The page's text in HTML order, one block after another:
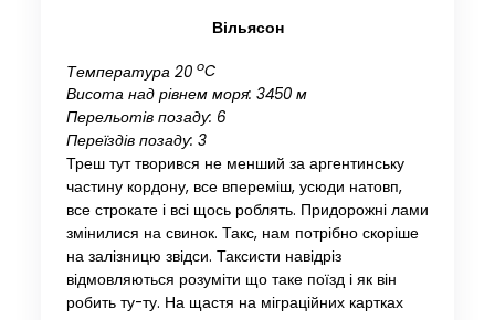
Вільясон
Температура 20 oC
Висота над рівнем моря: 3450 м
Перельотів позаду: 6
Переїздів позаду: 3
Треш тут творився не менший за аргентинську
частину кордону, все впереміш, усюди натовп,
все строкате і всі щось роблять. Придорожні лами
змінилися на свинок. Такс, нам потрібно скоріше
на залізницю звідси. Таксисти навідріз
відмовляються розуміти що таке поїзд і як він
робить ту-ту. На щастя на міграційних картках